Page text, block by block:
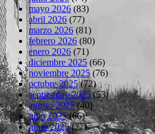
mayo 2026 (83)
abril 2026 (77)
marzo 2026 (81)
febrero 2026 (80)
enero 2026 (71)
diciembre 2025 (66)
noviembre 2025 (76)
octubre 2025(72)
septiembre 2025(53)
agosto 2025(40)
julio 2025(66)
junio 2025(77)